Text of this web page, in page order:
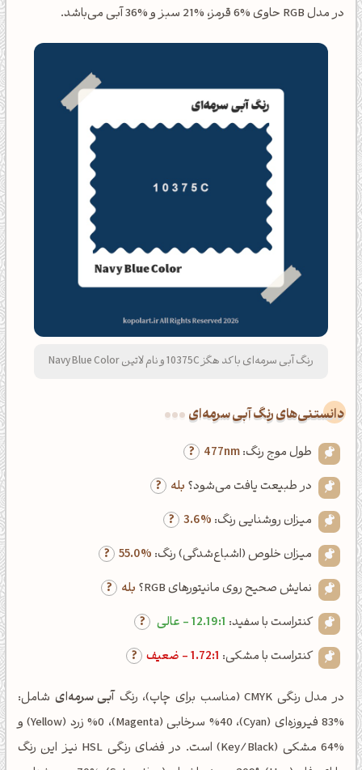
در مدل RGB حاوی %6 قرمز، %21 سبز و %36 آبی می‌باشد.
رنگ آبی سرمه‌ای با کد هگز 10375C و نام لاتین Navy Blue Color
دانستنی‌های رنگ آبی سرمه‌ای
طول موج رنگ:477nm
در طبیعت یافت می‌شود؟ بله
میزان روشنایی رنگ: 3.6%
میزان خلوص (اشباع‌شدگی) رنگ: 55.0%
نمایش صحیح روی مانیتورهای RGB؟
بله
کنتراست با سفید: 12.19:1 - عالی
کنتراست با مشکی: 1.72:1 - ضعیف
در مدل رنگی CMYK (مناسب برای چاپ)، رنگ آبی سرمه‌ای شامل:
%83 فیروزه‌ای (Cyan)، %40 سرخابی (Magenta)، %0 زرد (Yellow) و
%64 مشکی (Key/Black) است. در فضای رنگی HSL نیز این رنگ